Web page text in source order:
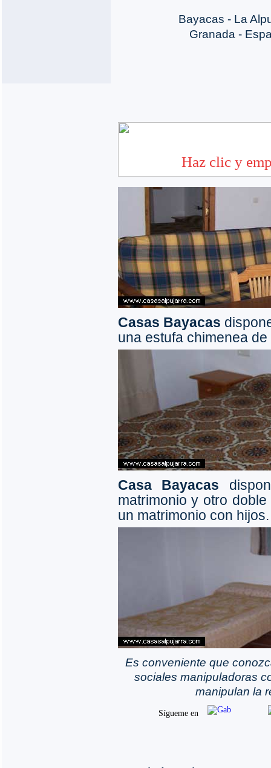
Bayacas - La
Granada -
Casas Bayacas
una estufa chimenea
Casa Bayacas
matrimonio y otro
un matrimonio con hijos.
Es conveniente que
sociales manipuladoras
manipulan la